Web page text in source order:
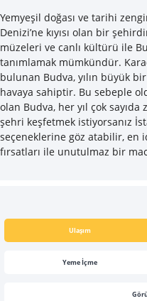
Yemyeşil doğası ve tarihi
Denizi’ne kıyısı olan bir
müzeleri ve canlı kültürü ile
tanımlamak mümkündür.
bulunan Budva, yılın büyük
havaya sahiptir. Bu sebeple
olan Budva, her yıl çok
şehri keşfetmek istiyorsanız
seçeneklerine göz atabilir, en
fırsatları ile unutulmaz bir
Ulaşım
Yeme İçme